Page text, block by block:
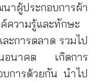
าผู้ประกอบการผ้า
ความรู้และทักษะ
ะการตลาด รวมไป
นอนาคต เกิดการ
บการด้วยกัน นำไป